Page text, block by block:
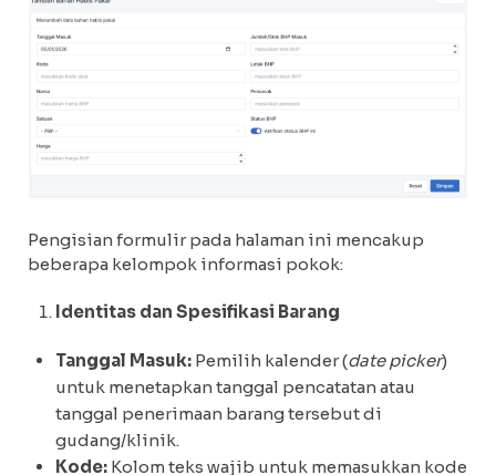
Pengisian formulir pada halaman ini mencakup
beberapa kelompok informasi pokok:
Identitas dan Spesifikasi Barang
Tanggal Masuk: Pemilih kalender (date picker)
untuk menetapkan tanggal pencatatan atau
tanggal penerimaan barang tersebut di
gudang/klinik.
Kode: Kolom teks wajib untuk memasukkan kode